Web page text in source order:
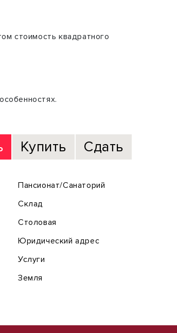
стоимость квадратного
Купить Сдать
Пансионат/Санаторий
Склад
Столовая
Юридический адрес
Услуги
Земля